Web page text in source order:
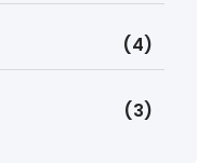
(4)
(3)